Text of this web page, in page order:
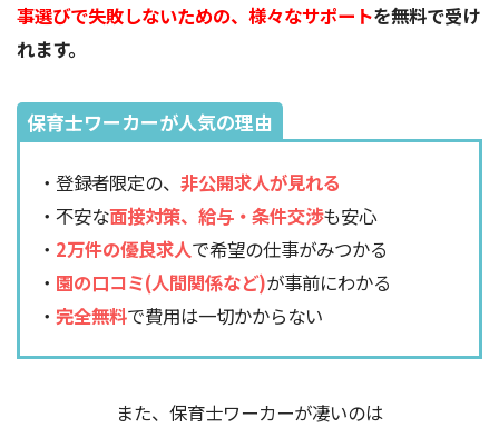
事選びで失敗しないための、様々なサポートを無料で受け
れます。
保育士ワーカーが人気の理由
・登録者限定の、非公開求人が見れる
・不安な面接対策、給与・条件交渉も安心
・ 2万件の優良求人で希望の仕事がみつかる
・ 園の口コミ(人間関係など)が事前にわかる
・完全無料で費用は一切かからない
また、保育士ワーカーが凄いのは